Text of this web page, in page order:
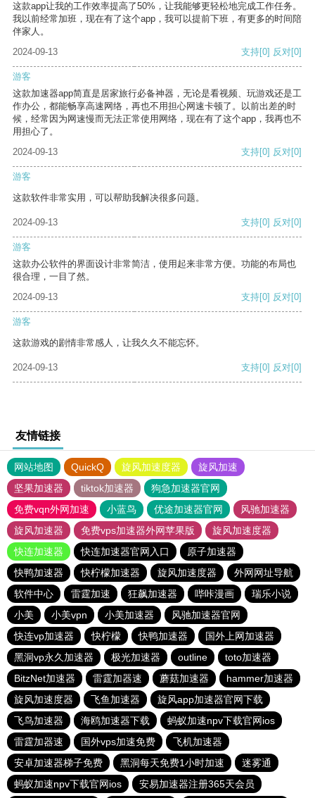
这款app让我的工作效率提高了50%，让我能够更轻松地完成工作任务。
我以前经常加班，现在有了这个app，我可以提前下班，有更多的时间陪
伴家人。
2024-09-13
支持[0] 反对[0]
游客
这款加速器app简直是居家旅行必备神器，无论是看视频、玩游戏还是工
作办公，都能畅享高速网络，再也不用担心网速卡顿了。以前出差的时
候，经常因为网速慢而无法正常使用网络，现在有了这个app，我再也不
用担心了。
2024-09-13
支持[0] 反对[0]
游客
这款软件非常实用，可以帮助我解决很多问题。
2024-09-13 支持[0] 反对[0]
游客
这款办公软件的界面设计非常简洁，使用起来非常方便。功能的布局也
很合理，一目了然。
2024-09-13
支持[0] 反对[0]
游客
这款游戏的剧情非常感人，让我久久不能忘怀。
2024-09-13 支持[0] 反对[0]
友情链接
网站地图 QuickQ 旋风加速度器
旋风加速
坚果加速器
tiktok加速器
狗急加速器官网
免费vqn外网加速
小蓝鸟 优途加速器官网
风驰加速器
旋风加速器
免费vps加速器外网苹果版
旋风加速度器
快连加速器
快连加速器官网入口
原子加速器
快鸭加速器
快柠檬加速器 旋风加速度器
外网网址导航
软件中心
雷霆加速 狂飙加速器 哔咔漫画
瑞乐小说
小美
小美vpn 小美加速器
风驰加速器官网
快连vp加速器
快柠檬 快鸭加速器
国外上网加速器
黑洞vp永久加速器
极光加速器 outline
toto加速器
BitzNet加速器
雷霆加器速 蘑菇加速器
hammer加速器
旋风加速度器
飞鱼加速器
旋风app加速器官网下载
飞鸟加速器
海鸥加速器下载
蚂蚁加速npv下载官网ios
雷霆加器速
国外vps加速免费
飞机加速器
安卓加速器梯子免费
黑洞每天免费1小时加速
迷雾通
蚂蚁加速npv下载官网ios
安易加速器注册365天会员